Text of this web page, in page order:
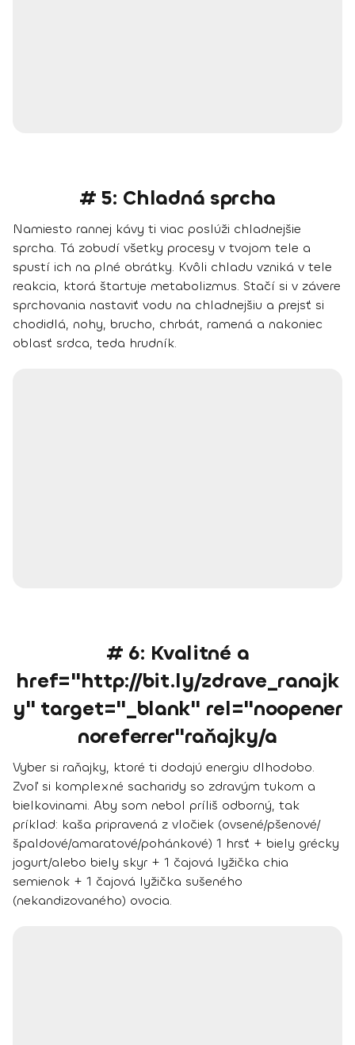
# 5: Chladná sprcha
Namiesto rannej kávy ti viac poslúži chladnejšie
sprcha. Tá zobudí všetky procesy v tvojom tele a
spustí ich na plné obrátky. Kvôli chladu vzniká v tele
reakcia, ktorá štartuje metabolizmus. Stačí si v závere
sprchovania nastaviť vodu na chladnejšiu a prejsť si
chodidlá, nohy, brucho, chrbát, ramená a nakoniec
oblasť srdca, teda hrudník.
# 6: Kvalitné a
href="http://bit.ly/zdrave_ranajk
y" target="_blank" rel="noopener
noreferrer"raňajky/a
Vyber si raňajky, ktoré ti dodajú energiu dlhodobo.
Zvoľ si komplexné sacharidy so zdravým tukom a
bielkovinami. Aby som nebol príliš odborný, tak
príklad: kaša pripravená z vločiek (ovsené/pšenové/
špaldové/amaratové/pohánkové) 1 hrsť + biely grécky
jogurt/alebo biely skyr + 1 čajová lyžička chia
semienok + 1 čajová lyžička sušeného
(nekandizovaného) ovocia.